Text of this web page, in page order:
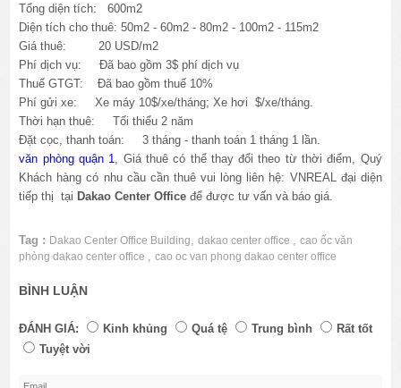
Tổng diện tích: 600m2
Diện tích cho thuê: 50m2 - 60m2 - 80m2 - 100m2 - 115m2
Giá thuê: 20 USD/m2
Phí dịch vụ: Đã bao gồm 3$ phí dịch vụ
Thuế GTGT: Đã bao gồm thuế 10%
Phí gửi xe: Xe máy 10$/xe/tháng; Xe hơi $/xe/tháng.
Thời hạn thuê: Tối thiểu 2 năm
Đặt cọc, thanh toán: 3 tháng - thanh toán 1 tháng 1 lần.
văn phòng quận 1
, Giá thuê có thể thay đổi theo từ thời điểm, Quý
Khách hàng có nhu cầu cần thuê vui lòng liên hệ: VNREAL đại diện
tiếp thị tại Dakao Center Office để được tư vấn và báo giá.
Tag : Dakao Center Office Building ,dakao center office ,cao ốc văn
phòng dakao center office
,cao oc van phong dakao center office
BÌNH LUẬN
ĐÁNH GIÁ: Kinh khủng Quá tệ Trung bình
Rất tốt
Tuyệt vời